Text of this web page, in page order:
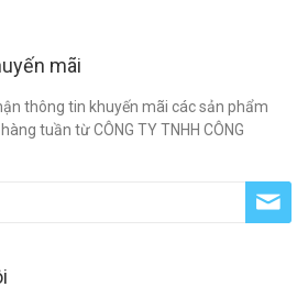
mãi
thông tin khuyến mãi các sản phẩm
tuần từ CÔNG TY TNHH CÔNG